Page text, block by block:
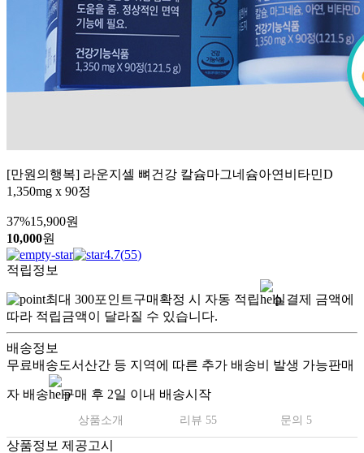
[만원의행복] 라운지셀 뼈건강 칼슘마그네슘아연비타민D
1,350mg x 90정
37%15,900원
10,000원
4.7(55)
적립정보
최대 300포인트구매확정 시 자동 적립
실결제 금액에
따라 적립금액이 달라질 수 있습니다.
배송정보
무료배송도서산간 등 지역에 따른 추가 배송비 발생 가능판매
자 배송 구매 후 2일 이내 배송시작
상품소개 리뷰 55 문의 5
상품정보 제공고시